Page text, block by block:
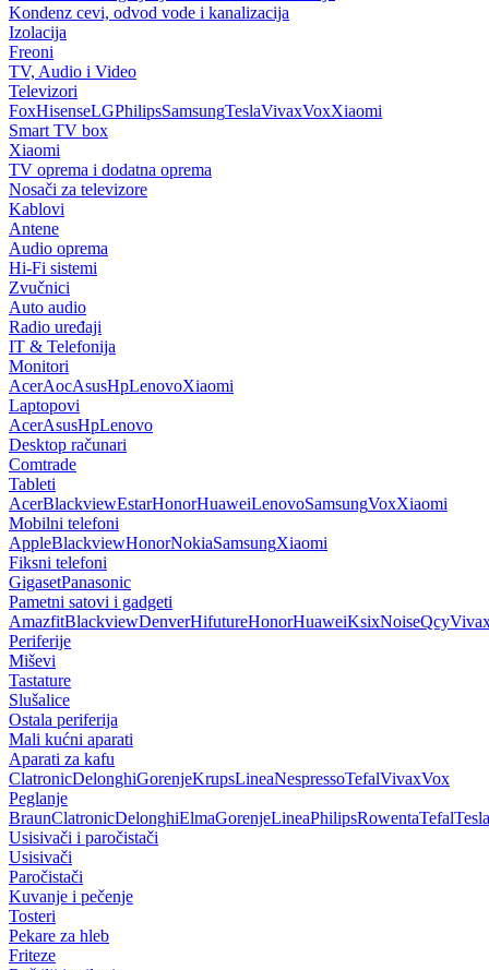
Kondenz cevi, odvod vode i kanalizacija
Izolacija
Freoni
TV, Audio i Video
Televizori
FoxHisenseLGPhilipsSamsungTeslaVivaxVoxXiaomi
Smart TV box
Xiaomi
TV oprema i dodatna oprema
Nosači za televizore
Kablovi
Antene
Audio oprema
Hi-Fi sistemi
Zvučnici
Auto audio
Radio uređaji
IT & Telefonija
Monitori
AcerAocAsusHpLenovoXiaomi
Laptopovi
AcerAsusHpLenovo
Desktop računari
Comtrade
Tableti
AcerBlackviewEstarHonorHuaweiLenovoSamsungVoxXiaomi
Mobilni telefoni
AppleBlackviewHonorNokiaSamsungXiaomi
Fiksni telefoni
GigasetPanasonic
Pametni satovi i gadgeti
AmazfitBlackviewDenverHifutureHonorHuaweiKsixNoiseQcy
Periferije
Miševi
Tastature
Slušalice
Ostala periferija
Mali kućni aparati
Aparati za kafu
ClatronicDelonghiGorenjeKrupsLineaNespressoTefalVivaxVox
Peglanje
BraunClatronicDelonghiElmaGorenjeLineaPhilipsRowentaTefalTesla
Usisivači i paročistači
Usisivači
Paročistači
Kuvanje i pečenje
Tosteri
Pekare za hleb
Friteze